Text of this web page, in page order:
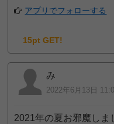
アプリでフォローする
15pt GET!
み
2022年6月13日
2021年の夏お邪魔しま